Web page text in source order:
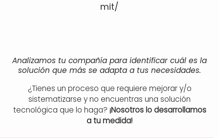
mit/
Analizamos tu compañía para identificar cuál es la
solución que más se adapta a tus necesidades.
¿Tienes un proceso que requiere mejorar y/o
sistematizarse y no encuentras una solución
tecnológica que lo haga? ¡Nosotros lo desarrollamos
a tu medida!